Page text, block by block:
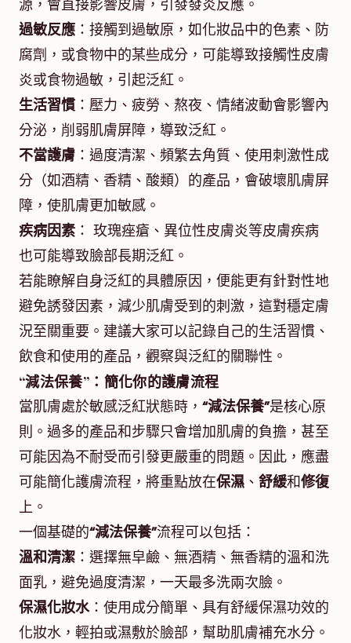
源，會直接影響皮膚，引發發炎反應。
過敏反應 ：接觸到過敏原，如化妝品中的色素、防
腐劑，或食物中的某些成分，可能導致接觸性皮膚
炎或食物過敏，引起泛紅。
生活習慣 ：壓力、疲勞、熬夜、情緒波動會影響內
分泌，削弱肌膚屏障，導致泛紅。
不當護膚 ：過度清潔、頻繁去角質、使用刺激性成
分（如酒精、香精、酸類）的產品，會破壞肌膚屏
障，使肌膚更加敏感。
疾病因素 ： 玫瑰痤瘡、異位性皮膚炎等皮膚疾病
也可能導致臉部長期泛紅。
若能瞭解自身泛紅的具體原因，便能更有針對性地
避免誘發因素，減少肌膚受到的刺激，這對穩定膚
況至關重要。建議大家可以記錄自己的生活習慣、
飲食和使用的產品，觀察與泛紅的關聯性。
“減法保養” ：簡化你的護膚流程
當肌膚處於敏感泛紅狀態時， “減法保養”是核心原
則。過多的產品和步驟只會增加肌膚的負擔，甚至
可能因為不耐受而引發更嚴重的問題。因此，應盡
可能簡化護膚流程，將重點放在保濕 、 舒緩和修復
上。
一個基礎的“減法保養”流程可以包括：
溫和清潔 ：選擇無皁鹼、無酒精、無香精的溫和洗
面乳，避免過度清潔，一天最多洗兩次臉。
保濕化妝水：使用成分簡單、具有舒緩保濕功效的
化妝水，輕拍或濕敷於臉部，幫助肌膚補充水分。